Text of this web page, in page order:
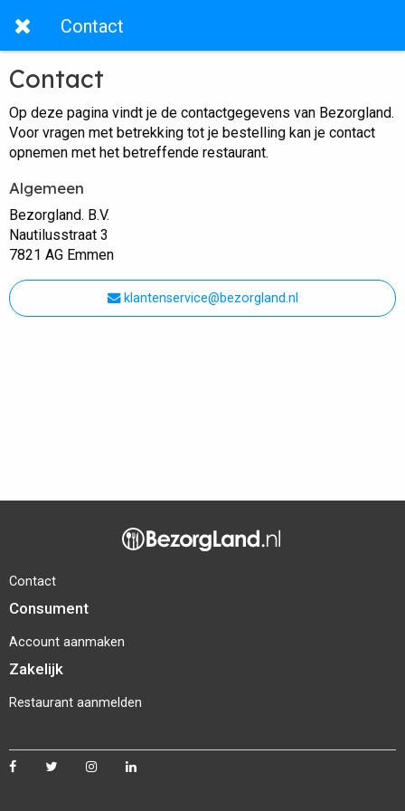
Contact
Contact
Op deze pagina vindt je de contactgegevens van Bezorgland.
Voor vragen met betrekking tot je bestelling kan je contact
opnemen met het betreffende restaurant.
Algemeen
Bezorgland. B.V.
Nautilusstraat 3
7821 AG Emmen
klantenservice@bezorgland.nl
Contact
Consument
Account aanmaken
Zakelijk
Restaurant aanmelden